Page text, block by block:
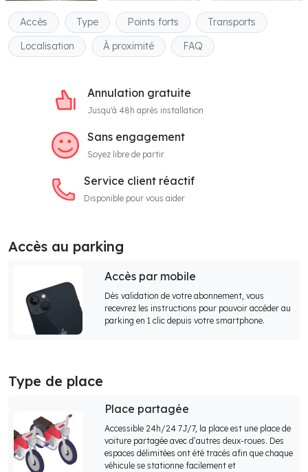
Accès Type Points forts
Transports
Localisation
À proximité FAQ
Annulation gratuite
Jusqu'à 48h après installation
Sans engagement
Soyez libre de partir
Service client réactif
Disponible pour vous aider
Accès au parking
Accès par mobile
Dès validation de votre abonnement, vous
recevrez les instructions pour pouvoir accéder au
parking en 1 clic depuis votre smartphone.
Type de place
Place partagée
Accessible 24h/24 7J/7, la place est une place de
voiture partagée avec d’autres deux-roues. Des
espaces délimitées ont été tracés afin que chaque
véhicule se stationne facilement et